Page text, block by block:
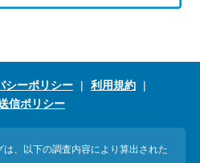
シーポリシー
利用規約
信ポリシー
、以下の調査内容により算出された